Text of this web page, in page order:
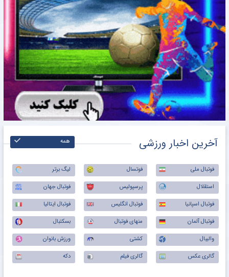
آخرین اخبار ورزشی همه
فوتبال ملی فوتسال
لیگ برتر
استقلال
پرسپولیس
فوتبال جهان
فوتبال اسپانیا
فوتبال انگلیس
فوتبال ایتالیا
فوتبال آلمان
منهای فوتبال
بسکتبال
والیبال
کشتی
ورزش بانوان
گالری عکس
گالری فیلم دکه